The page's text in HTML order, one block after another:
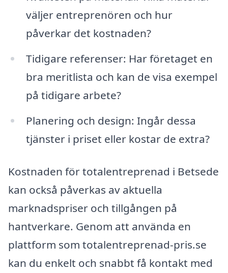
väljer entreprenören och hur
påverkar det kostnaden?
Tidigare referenser: Har företaget en
bra meritlista och kan de visa exempel
på tidigare arbete?
Planering och design: Ingår dessa
tjänster i priset eller kostar de extra?
Kostnaden för totalentreprenad i Betsede
kan också påverkas av aktuella
marknadspriser och tillgången på
hantverkare. Genom att använda en
plattform som totalentreprenad-pris.se
kan du enkelt och snabbt få kontakt med